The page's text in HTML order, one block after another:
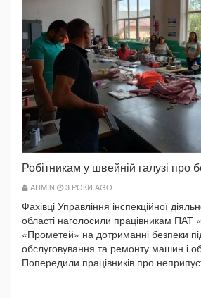
Робітникам у швейній галузі про
ADMIN 3 РОКИ AGO
Фахівці Управління інспекційної
області наголосили працівникам
«Прометей» на дотриманні безпеки
обслуговування та ремонту машин і
Попередили працівників про